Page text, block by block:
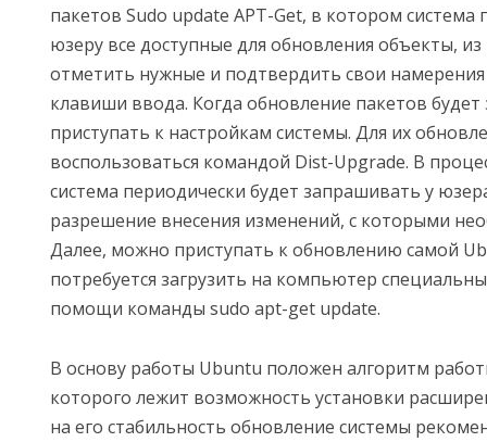
пакетов Sudo update APT-Get, в котором
юзеру все доступные для обновления объекты,
отметить нужные и подтвердить свои
клавиши ввода. Когда обновление пакетов
приступать к настройкам системы. Для их
воспользоваться командой Dist-Upgrade. В
система периодически будет запрашивать у
разрешение внесения изменений, с которыми
Далее, можно приступать к обновлению самой
потребуется загрузить на компьютер
помощи команды sudo apt-get update.
В основу работы Ubuntu положен алгоритм
которого лежит возможность установки
на его стабильность обновление системы